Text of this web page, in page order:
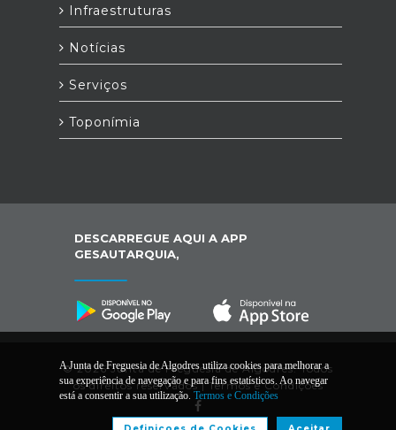
Infraestruturas
Notícias
Serviços
Toponímia
DESCARREGUE AQUI A APP
GESAUTARQUIA,
© 2026 Junta de Freguesia de Algodres. Todos
os direitos reservados |Termos e Condições
A Junta de Freguesia de Algodres utiliza cookies para melhorar a
sua experiência de navegação e para fins estatísticos. Ao navegar
está a consentir a sua utilização. Termos e Condições